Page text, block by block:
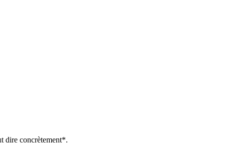
dire concrètement*.